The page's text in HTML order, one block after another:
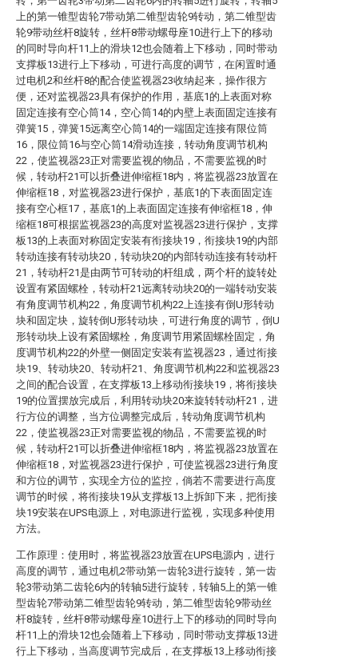
上的第一锥型齿轮7带动第二锥型齿轮9转动，第二锥型齿
轮9带动丝杆8旋转，丝杆8带动螺母座10进行上下的移动
的同时导向杆11上的滑块12也会随着上下移动，同时带动
支撑板13进行上下移动，可进行高度的调节，在闲置时通
过电机2和丝杆8的配合使监视器23收纳起来，操作很方
便，还对监视器23具有保护的作用，基底1的上表面对称
固定连接有空心筒14，空心筒14的内壁上表面固定连接有
弹簧15，弹簧15远离空心筒14的一端固定连接有限位筒
16，限位筒16与空心筒14滑动连接，转动角度调节机构
22，使监视器23正对需要监视的物品，不需要监视的时
候，转动杆21可以折叠进伸缩框18内，将监视器23放置在
伸缩框18，对监视器23进行保护，基底1的下表面固定连
接有空心框17，基底1的上表面固定连接有伸缩框18，伸
缩框18可根据监视器23的高度对监视器23进行保护，支撑
板13的上表面对称固定安装有衔接块19，衔接块19的内部
转动连接有转动块20，转动块20的内部转动连接有转动杆
21，转动杆21是由两节可转动的杆组成，两个杆的旋转处
设置有紧固螺栓，转动杆21远离转动块20的一端转动安装
有角度调节机构22，角度调节机构22上连接有倒U形转动
块和固定块，旋转倒U形转动块，可进行角度的调节，倒U
形转动块上设有紧固螺栓，角度调节用紧固螺栓固定，角
度调节机构22的外壁一侧固定安装有监视器23，通过衔接
块19、转动块20、转动杆21、角度调节机构22和监视器23
之间的配合设置，在支撑板13上移动衔接块19，将衔接块
19的位置摆放完成后，利用转动块20来旋转转动杆21，进
行方位的调整，当方位调整完成后，转动角度调节机构
22，使监视器23正对需要监视的物品，不需要监视的时
候，转动杆21可以折叠进伸缩框18内，将监视器23放置在
伸缩框18，对监视器23进行保护，可使监视器23进行角度
和方位的调节，实现全方位的监控，倘若不需要进行高度
调节的时候，将衔接块19从支撑板13上拆卸下来，把衔接
块19安装在UPS电源上，对电源进行监视，实现多种使用
方法。
工作原理：使用时，将监视器23放置在UPS电源内，进行
高度的调节，通过电机2带动第一齿轮3进行旋转，第一齿
轮3带动第二齿轮6内的转轴5进行旋转，转轴5上的第一锥
型齿轮7带动第二锥型齿轮9转动，第二锥型齿轮9带动丝
杆8旋转，丝杆8带动螺母座10进行上下的移动的同时导向
杆11上的滑块12也会随着上下移动，同时带动支撑板13进
行上下移动，当高度调节完成后，在支撑板13上移动衔接